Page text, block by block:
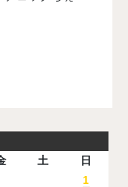
土 日
1